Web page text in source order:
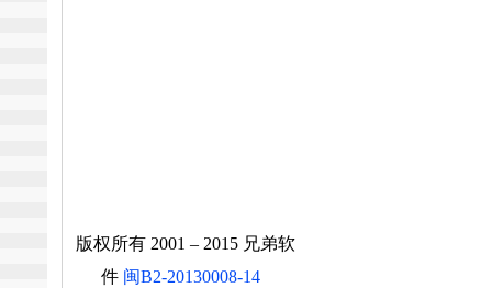
版权所有 2001 – 2015 兄弟软
件 闽B2-20130008-14